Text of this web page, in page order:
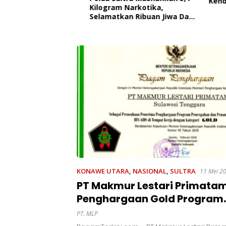
Kilogram Narkotika,
Selamatkan Ribuan Jiwa Dari
KONAWE UTARA NASIONAL SULTRA 11 Mei
PT Makmur Lestari
Penghargaan Gold Program
Pencegahan HIV-AIDS Dari
PT. MLP